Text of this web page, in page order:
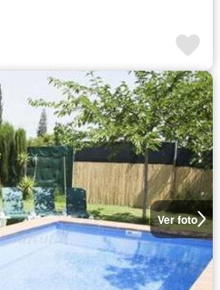
Ver foto